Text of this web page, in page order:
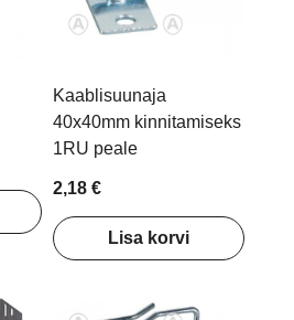
Kaablisuunaja
40x40mm kinnitamiseks
1RU peale
2,18 €
Lisa korvi